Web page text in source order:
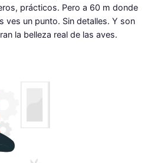
prácticos. Pero a 60 m donde
ves un punto. Sin detalles. Y son
la belleza real de las aves.